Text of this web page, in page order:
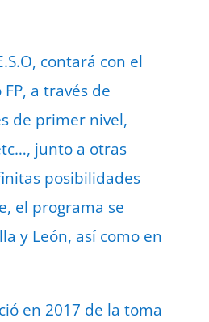
contará con el
a través de
de primer nivel,
junto a otras
posibilidades
el programa se
y León, así como en
en 2017 de la toma